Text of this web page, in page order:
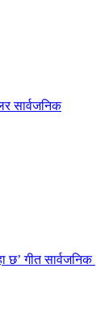
सार्वजनिक
छ’ गीत सार्वजनिक